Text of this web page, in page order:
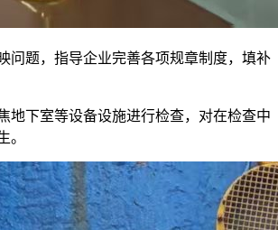
问题，指导企业完善各项规章制度，填补
地下室等设备设施进行检查，对在检查中
。